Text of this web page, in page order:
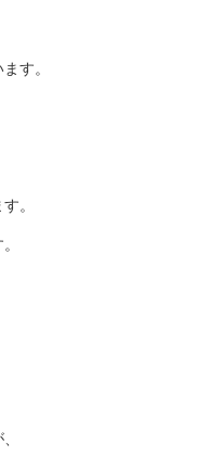
す。
。